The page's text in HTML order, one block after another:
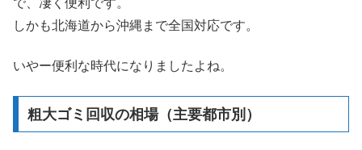
で、凄く便利です。
しかも北海道から沖縄まで全国対応です。
いやー便利な時代になりましたよね。
粗大ゴミ回収の相場（主要都市別）